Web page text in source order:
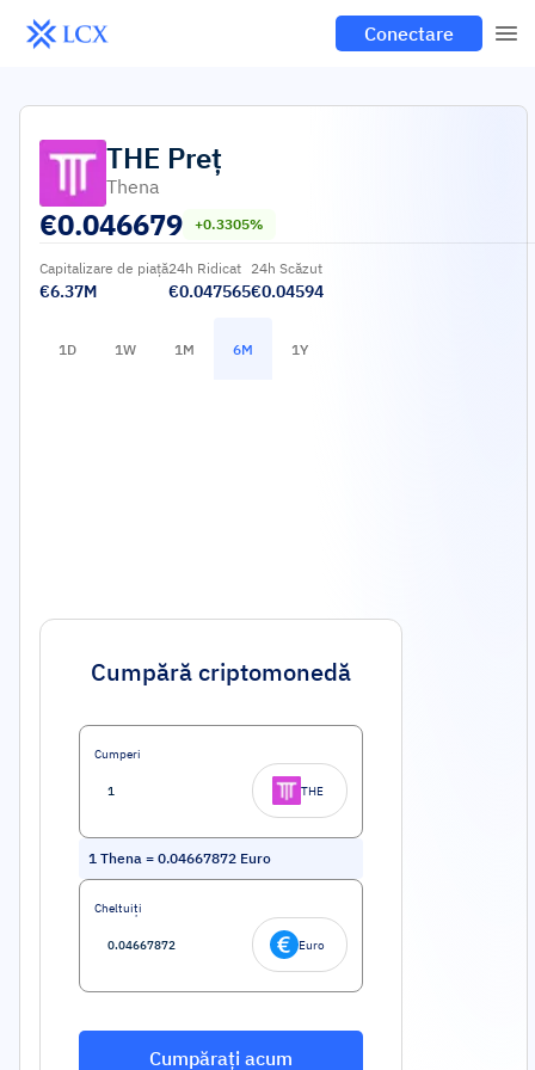
Conectare
THE Preț
Thena
€0.046679 +0.3305%
Capitalizare de piață
€6.37M
24h Ridicat
€0.047565
24h Scăzut
€0.04594
1D 1W 1M 6M 1Y
Cumpără criptomonedă
Cumperi
THE
1 Thena = 0.04667872 Euro
Cheltuiți
Euro
Cumpărați acum